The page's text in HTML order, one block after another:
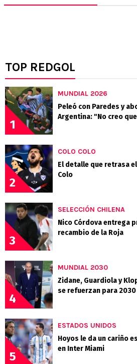
TOP REDGOL
1
MUNDIAL 2026
Peleó con Paredes y
Argentina: "No creo
2
COLO COLO
El detalle que retrasa
Colo
3
SELECCIÓN CHILENA
Nico Córdova entrega
recambio de la Roja
4
MUNDIAL 2030
Zidane, Guardiola y
se refuerzan para 2030
5
ESTADOS UNIDOS
Hoyos le da un cariño
en Inter Miami